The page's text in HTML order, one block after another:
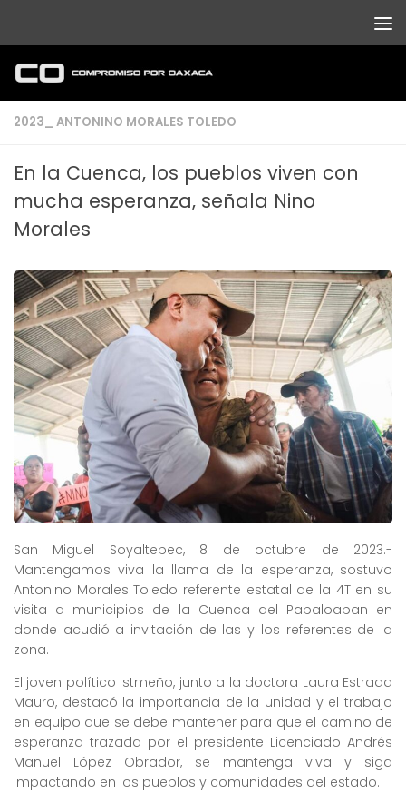
2023_ ANTONINO MORALES TOLEDO
En la Cuenca, los pueblos viven con
mucha esperanza, señala Nino
Morales
San Miguel Soyaltepec, 8 de octubre de 2023.-
Mantengamos viva la llama de la esperanza, sostuvo
Antonino Morales Toledo referente estatal de la 4T en su
visita a municipios de la Cuenca del Papaloapan en
donde acudió a invitación de las y los referentes de la
zona.
El joven político istmeño, junto a la doctora Laura Estrada
Mauro, destacó la importancia de la unidad y el trabajo
en equipo que se debe mantener para que el camino de
esperanza trazada por el presidente Licenciado Andrés
Manuel López Obrador, se mantenga viva y siga
impactando en los pueblos y comunidades del estado.